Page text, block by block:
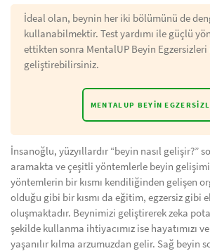
İdeal olan, beynin her iki bölümünü de
kullanabilmektir. Test yardımı ile güçlü
ettikten sonra MentalUP Beyin Egzersizleri
geliştirebilirsiniz.
MENTALUP BEYIN
İnsanoğlu, yüzyıllardır “beyin nasıl gelişir?”
aramakta ve çeşitli yöntemlerle beyin
yöntemlerin bir kısmı kendiliğinden gelişen
olduğu gibi bir kısmı da eğitim, egzersiz gibi
oluşmaktadır. Beynimizi geliştirerek zeka
şekilde kullanma ihtiyacımız ise hayatımızı
yaşanılır kılma arzumuzdan gelir. Sağ beyin